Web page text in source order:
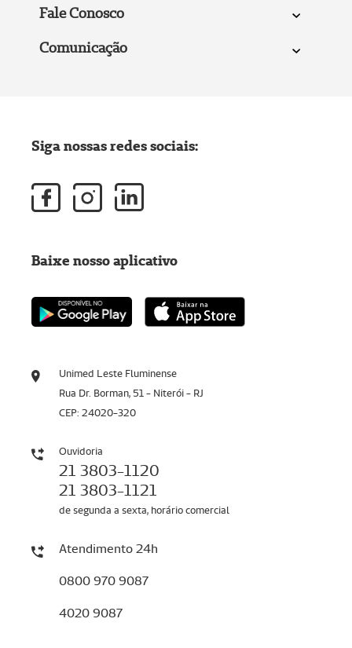
Fale Conosco
Comunicação
Unimed Leste Fluminense
Rua Dr. Borman, 51 - Niterói - RJ
CEP: 24020-320
Ouvidoria
21 3803-1120
21 3803-1121
de segunda a sexta, horário comercial
Atendimento 24h
0800 970 9087
4020 9087
Siga nossas redes sociais:
Baixe nosso aplicativo